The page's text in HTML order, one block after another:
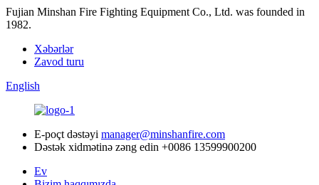
Fujian Minshan Fire Fighting Equipment Co., Ltd. was founded in
1982.
Xəbərlər
Zavod turu
English
E-poçt dəstəyi manager@minshanfire.com
Dəstək xidmətinə zəng edin +0086 13599900200
Ev